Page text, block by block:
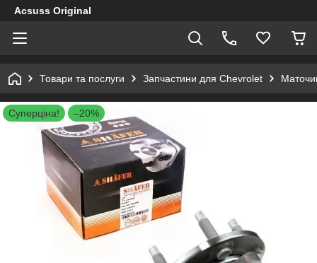
Acsuss Original
Товари та послуги Запчастини для Chevrolet
Суперціна! –20%